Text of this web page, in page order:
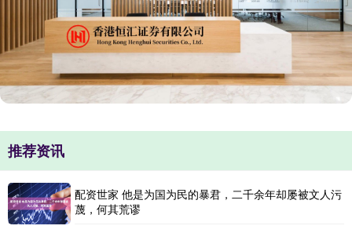
推荐资讯
配资世家 他是为国为民的暴君，二千余年却屡被文人污
蔑，何其荒谬